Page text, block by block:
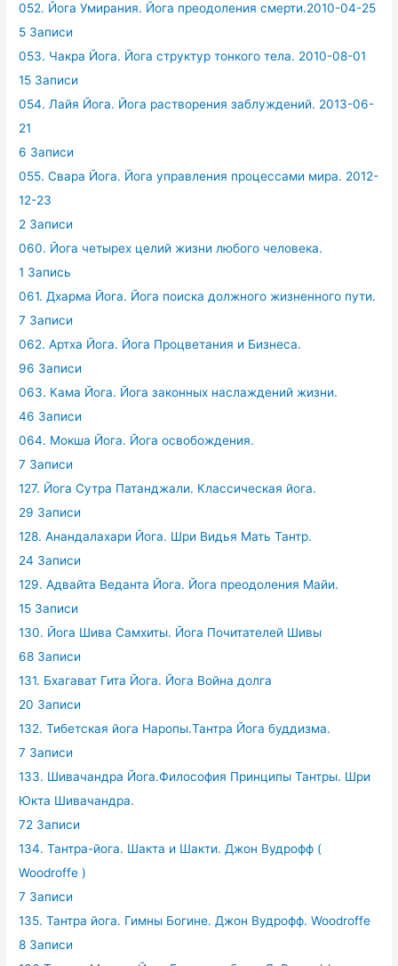
052. Йога Умирания. Йога преодоления смерти.2010-04-25
5 Записи
053. Чакра Йога. Йога структур тонкого тела. 2010-08-01
15 Записи
054. Лайя Йога. Йога растворения заблуждений. 2013-06-
21
6 Записи
055. Свара Йога. Йога управления процессами мира. 2012-
12-23
2 Записи
060. Йога четырех целий жизни любого человека.
1 Запись
061. Дхарма Йога. Йога поиска должного жизненного пути.
7 Записи
062. Артха Йога. Йога Процветания и Бизнеса.
96 Записи
063. Кама Йога. Йога законных наслаждений жизни.
46 Записи
064. Мокша Йога. Йога освобождения.
7 Записи
127. Йога Сутра Патанджали. Классическая йога.
29 Записи
128. Анандалахари Йога. Шри Видья Мать Тантр.
24 Записи
129. Адвайта Веданта Йога. Йога преодоления Майи.
15 Записи
130. Йога Шива Самхиты. Йога Почитателей Шивы
68 Записи
131. Бхагават Гита Йога. Йога Война долга
20 Записи
132. Тибетская йога Наропы.Тантра Йога буддизма.
7 Записи
133. Шивачандра Йога.Философия Принципы Тантры. Шри
Юкта Шивачандра.
72 Записи
134. Тантра-йога. Шакта и Шакти. Джон Вудрофф (
Woodroffe )
7 Записи
135. Тантра йога. Гимны Богине. Джон Вудрофф. Woodroffe
8 Записи